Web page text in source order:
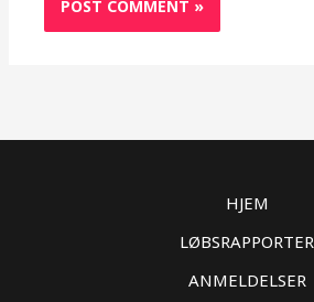
HJEM
LØBSRAPPORTER
ANMELDELSER